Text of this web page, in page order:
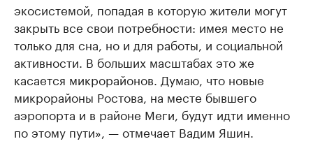
экосистемой, попадая в которую жители могут
закрыть все свои потребности: имея место не
только для сна, но и для работы, и социальной
активности. В больших масштабах это же
касается микрорайонов. Думаю, что новые
микрорайоны Ростова, на месте бывшего
аэропорта и в районе Меги, будут идти именно
по этому пути», — отмечает Вадим Яшин.